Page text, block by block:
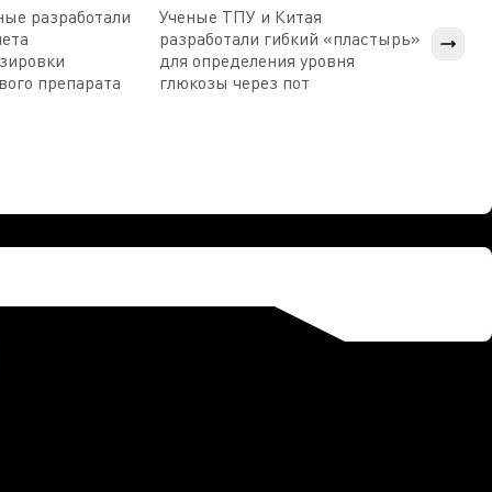
разработали
препарата
Ученые ТПУ и Китая
разработали гибкий «пластырь»
для определения уровня
глюкозы через пот